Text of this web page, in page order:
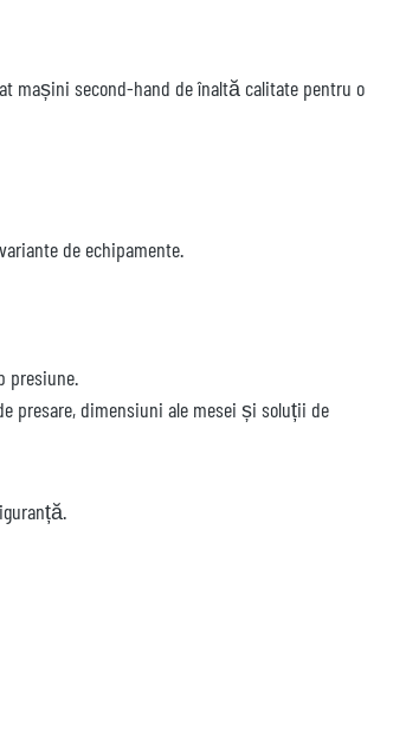
mașini second-hand de înaltă calitate pentru o
de echipamente.
presiune.
presare, dimensiuni ale mesei și soluții de